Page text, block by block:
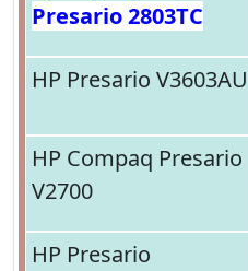
Presario 2803TC
HP Presario V3603AU
HP Compaq Presario
V2700
HP Presario